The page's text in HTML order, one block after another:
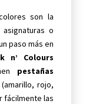
son la
o
paso más en
n’ Colours
pestañas
(amarillo, rojo,
fácilmente las